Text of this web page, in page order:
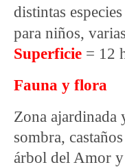
distintas
para niños,
Superficie = 12
Fauna y flora
Zona ajardinada
sombra,
árbol del Amor y